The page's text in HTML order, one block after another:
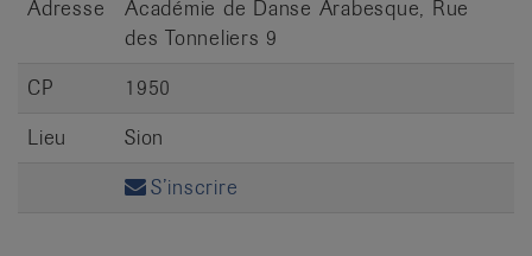
Adresse
Académie de Danse Arabesque, Rue
des Tonneliers 9
CP
1950
Lieu
Sion
S’inscrire